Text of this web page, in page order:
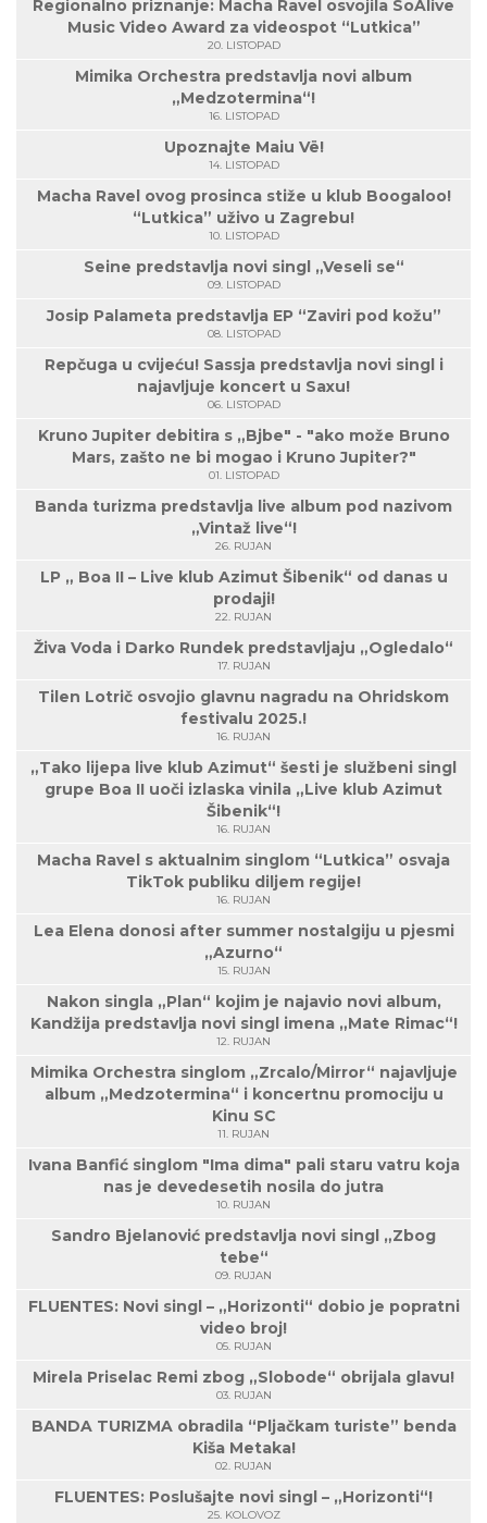
Regionalno priznanje: Macha Ravel osvojila SoAlive
Music Video Award za videospot “Lutkica”
20. LISTOPAD
Mimika Orchestra predstavlja novi album
„Medzotermina“!
16. LISTOPAD
Upoznajte Maiu Vë!
14. LISTOPAD
Macha Ravel ovog prosinca stiže u klub Boogaloo!
“Lutkica” uživo u Zagrebu!
10. LISTOPAD
Seine predstavlja novi singl „Veseli se“
09. LISTOPAD
Josip Palameta predstavlja EP “Zaviri pod kožu”
08. LISTOPAD
Repčuga u cvijeću! Sassja predstavlja novi singl i
najavljuje koncert u Saxu!
06. LISTOPAD
Kruno Jupiter debitira s „Bjbe" - "ako može Bruno
Mars, zašto ne bi mogao i Kruno Jupiter?"
01. LISTOPAD
Banda turizma predstavlja live album pod nazivom
„Vintaž live“!
26. RUJAN
LP „ Boa II – Live klub Azimut Šibenik“ od danas u
prodaji!
22. RUJAN
Živa Voda i Darko Rundek predstavljaju „Ogledalo“
17. RUJAN
Tilen Lotrič osvojio glavnu nagradu na Ohridskom
festivalu 2025.!
16. RUJAN
„Tako lijepa live klub Azimut“ šesti je službeni singl
grupe Boa II uoči izlaska vinila „Live klub Azimut
Šibenik“!
16. RUJAN
Macha Ravel s aktualnim singlom “Lutkica” osvaja
TikTok publiku diljem regije!
16. RUJAN
Lea Elena donosi after summer nostalgiju u pjesmi
„Azurno“
15. RUJAN
Nakon singla „Plan“ kojim je najavio novi album,
Kandžija predstavlja novi singl imena „Mate Rimac“!
12. RUJAN
Mimika Orchestra singlom „Zrcalo/Mirror“ najavljuje
album „Medzotermina“ i koncertnu promociju u
Kinu SC
11. RUJAN
Ivana Banfić singlom "Ima dima" pali staru vatru koja
nas je devedesetih nosila do jutra
10. RUJAN
Sandro Bjelanović predstavlja novi singl „Zbog
tebe“
09. RUJAN
FLUENTES: Novi singl – „Horizonti“ dobio je popratni
video broj!
05. RUJAN
Mirela Priselac Remi zbog „Slobode“ obrijala glavu!
03. RUJAN
BANDA TURIZMA obradila “Pljačkam turiste” benda
Kiša Metaka!
02. RUJAN
FLUENTES: Poslušajte novi singl – „Horizonti“!
25. KOLOVOZ